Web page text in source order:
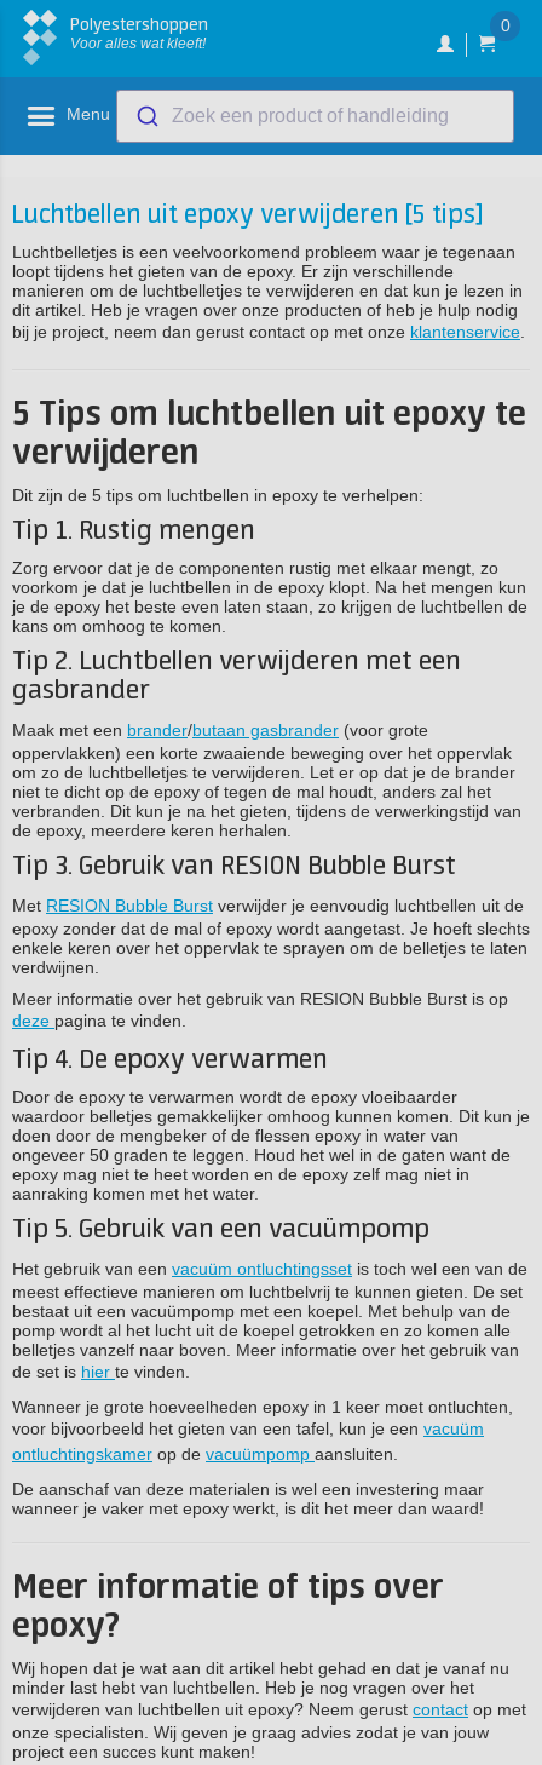
Polyestershoppen
Voor alles wat kleeft!
0
Menu Zoek een product of handleiding
Luchtbellen uit epoxy verwijderen [5 tips]
Luchtbelletjes is een veelvoorkomend probleem waar je tegenaan
loopt tijdens het gieten van de epoxy. Er zijn verschillende
manieren om de luchtbelletjes te verwijderen en dat kun je lezen in
dit artikel. Heb je vragen over onze producten of heb je hulp nodig
bij je project, neem dan gerust contact op met onze klantenservice
5 Tips om luchtbellen uit epoxy te
verwijderen
Dit zijn de 5 tips om luchtbellen in epoxy te verhelpen:
Tip 1. Rustig mengen
Zorg ervoor dat je de componenten rustig met elkaar mengt, zo
voorkom je dat je luchtbellen in de epoxy klopt. Na het mengen kun
je de epoxy het beste even laten staan, zo krijgen de luchtbellen de
kans om omhoog te komen.
Tip 2. Luchtbellen verwijderen met een
gasbrander
Maak met een brander/butaan gasbrander (voor grote
oppervlakken) een korte zwaaiende beweging over het oppervlak
om zo de luchtbelletjes te verwijderen. Let er op dat je de brander
niet te dicht op de epoxy of tegen de mal houdt, anders zal het
verbranden. Dit kun je na het gieten, tijdens de verwerkingstijd van
de epoxy, meerdere keren herhalen.
Tip 3. Gebruik van RESION Bubble Burst
Met RESION Bubble Burst verwijder je eenvoudig luchtbellen uit de
epoxy zonder dat de mal of epoxy wordt aangetast. Je hoeft slechts
enkele keren over het oppervlak te sprayen om de belletjes te laten
verdwijnen.
Meer informatie over het gebruik van RESION Bubble Burst is op
deze pagina te vinden.
Tip 4. De epoxy verwarmen
Door de epoxy te verwarmen wordt de epoxy vloeibaarder
waardoor belletjes gemakkelijker omhoog kunnen komen. Dit kun je
doen door de mengbeker of de flessen epoxy in water van
ongeveer 50 graden te leggen. Houd het wel in de gaten want de
epoxy mag niet te heet worden en de epoxy zelf mag niet in
aanraking komen met het water.
Tip 5. Gebruik van een vacuümpomp
Het gebruik van een vacuüm ontluchtingsset is toch wel een van de
meest effectieve manieren om luchtbelvrij te kunnen gieten. De set
bestaat uit een vacuümpomp met een koepel. Met behulp van de
pomp wordt al het lucht uit de koepel getrokken en zo komen alle
belletjes vanzelf naar boven. Meer informatie over het gebruik van
de set is hier te vinden.
Wanneer je grote hoeveelheden epoxy in 1 keer moet ontluchten,
voor bijvoorbeeld het gieten van een tafel, kun je een vacuüm
ontluchtingskamer op de vacuümpomp aansluiten.
De aanschaf van deze materialen is wel een investering maar
wanneer je vaker met epoxy werkt, is dit het meer dan waard!
Meer informatie of tips over
epoxy?
Wij hopen dat je wat aan dit artikel hebt gehad en dat je vanaf nu
minder last hebt van luchtbellen. Heb je nog vragen over het
verwijderen van luchtbellen uit epoxy? Neem gerust contact op met
onze specialisten. Wij geven je graag advies zodat je van jouw
project een succes kunt maken!